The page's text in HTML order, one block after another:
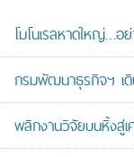
โมโนเรลหาดใหญ่…อ
กรมพัฒนาธุรกิจฯ เดิ
พลิกงานวิจัยบนหิ้งสู่เ